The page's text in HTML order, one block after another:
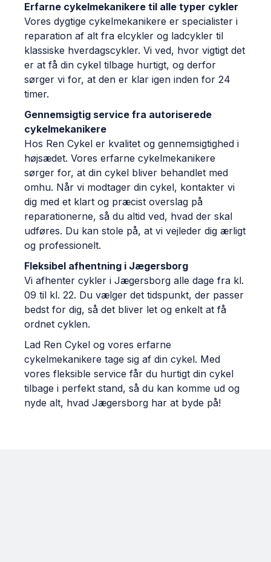
Erfarne cykelmekanikere til alle typer cykler
Vores dygtige cykelmekanikere er specialister i
reparation af alt fra elcykler og ladcykler til
klassiske hverdagscykler. Vi ved, hvor vigtigt det
er at få din cykel tilbage hurtigt, og derfor
sørger vi for, at den er klar igen inden for 24
timer.
Gennemsigtig service fra autoriserede
cykelmekanikere
Hos Ren Cykel er kvalitet og gennemsigtighed i
højsædet. Vores erfarne cykelmekanikere
sørger for, at din cykel bliver behandlet med
omhu. Når vi modtager din cykel, kontakter vi
dig med et klart og præcist overslag på
reparationerne, så du altid ved, hvad der skal
udføres. Du kan stole på, at vi vejleder dig ærligt
og professionelt.
Fleksibel afhentning i Jægersborg
Vi afhenter cykler i Jægersborg alle dage fra kl.
09 til kl. 22. Du vælger det tidspunkt, der passer
bedst for dig, så det bliver let og enkelt at få
ordnet cyklen.
Lad Ren Cykel og vores erfarne
cykelmekanikere tage sig af din cykel. Med
vores fleksible service får du hurtigt din cykel
tilbage i perfekt stand, så du kan komme ud og
nyde alt, hvad Jægersborg har at byde på!